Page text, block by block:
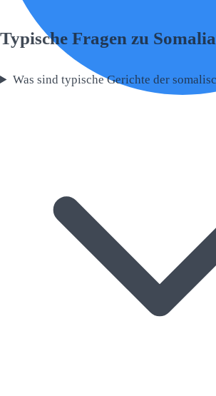
Typische Fragen zu Somalia
Was sind typische Gerichte der